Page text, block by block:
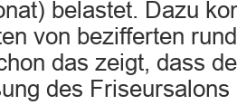
belastet. Dazu
von bezifferten
das zeigt, dass
des